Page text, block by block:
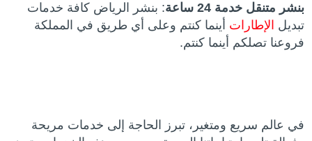
بنشر متنقل خدمة 24 ساعة
: بنشر الرياض كافة خدمات
تبديل الإطارات أينما كنتم وعلى أي طريق في المملكة
فروعنا تصلكم أينما كنتم.
في عالم سريع ومتغير، تبرز الحاجة إلى خدمات مريحة